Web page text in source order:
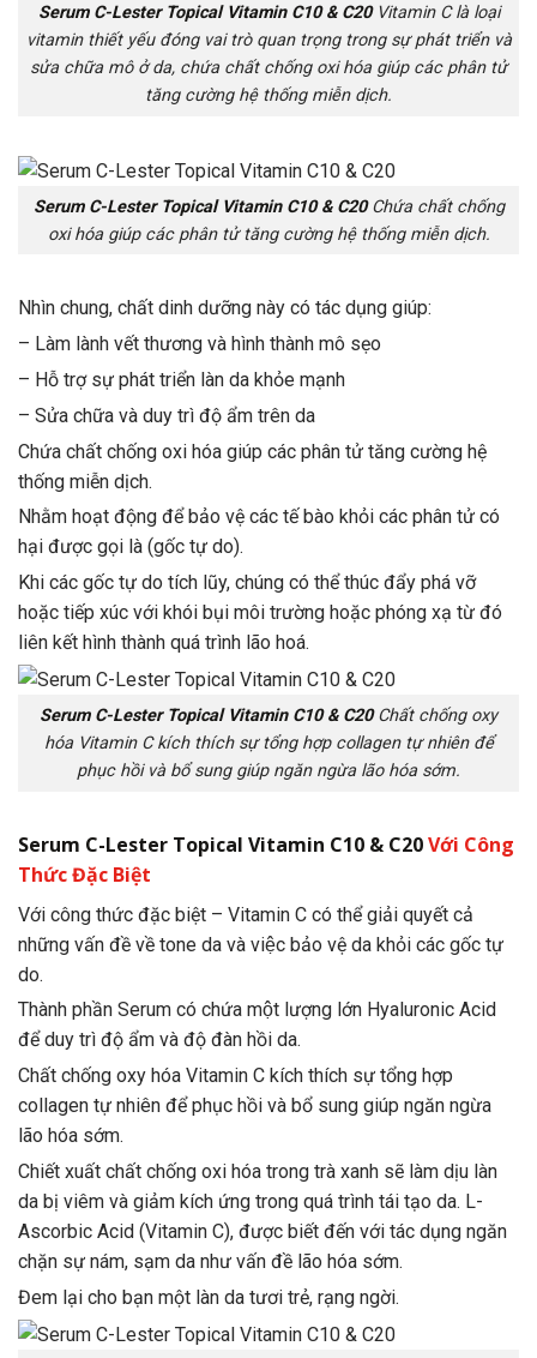
Serum C-Lester Topical Vitamin C10 & C20Vitamin C là loại
vitamin thiết yếu đóng vai trò quan trọng trong sự phát triển và
sửa chữa mô ở da, chứa chất chống oxi hóa giúp các phân tử
tăng cường hệ thống miễn dịch.
Serum C-Lester Topical Vitamin C10 & C20Chứa chất chống
oxi hóa giúp các phân tử tăng cường hệ thống miễn dịch.
Nhìn chung, chất dinh dưỡng này có tác dụng giúp:
– Làm lành vết thương và hình thành mô sẹo
– Hỗ trợ sự phát triển làn da khỏe mạnh
– Sửa chữa và duy trì độ ẩm trên da
Chứa chất chống oxi hóa giúp các phân tử tăng cường hệ
thống miễn dịch.
Nhằm hoạt động để bảo vệ các tế bào khỏi các phân tử có
hại được gọi là (gốc tự do).
Khi các gốc tự do tích lũy, chúng có thể thúc đẩy phá vỡ
hoặc tiếp xúc với khói bụi môi trường hoặc phóng xạ từ đó
liên kết hình thành quá trình lão hoá.
Serum C-Lester Topical Vitamin C10 & C20Chất chống oxy
hóa Vitamin C kích thích sự tổng hợp collagen tự nhiên để
phục hồi và bổ sung giúp ngăn ngừa lão hóa sớm.
Serum C-Lester Topical Vitamin C10 & C20Với Công
Thức Đặc Biệt
Với công thức đặc biệt – Vitamin C có thể giải quyết cả
những vấn đề về tone da và việc bảo vệ da khỏi các gốc tự
do.
Thành phần Serum có chứa một lượng lớn Hyaluronic Acid
để duy trì độ ẩm và độ đàn hồi da.
Chất chống oxy hóa Vitamin C kích thích sự tổng hợp
collagen tự nhiên để phục hồi và bổ sung giúp ngăn ngừa
lão hóa sớm.
Chiết xuất chất chống oxi hóa trong trà xanh sẽ làm dịu làn
da bị viêm và giảm kích ứng trong quá trình tái tạo da. L-
Ascorbic Acid (Vitamin C), được biết đến với tác dụng ngăn
chặn sự nám, sạm da như vấn đề lão hóa sớm.
Đem lại cho bạn một làn da tươi trẻ, rạng ngời.